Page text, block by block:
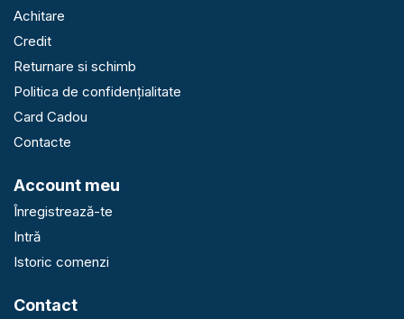
Achitare
Credit
Returnare si schimb
Politica de confidențialitate
Card Cadou
Contacte
Account meu
Înregistrează-te
Intră
Istoric comenzi
Contact